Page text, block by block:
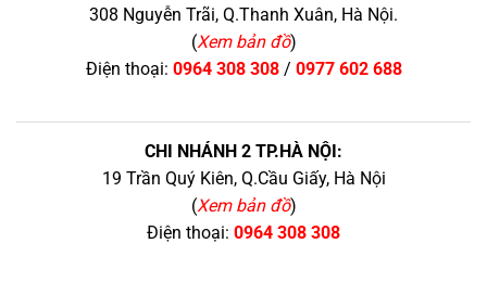
308 Nguyễn Trãi, Q.Thanh Xuân, Hà Nội.
(Xem bản đồ)
Điện thoại: 0964 308 308/ 0977 602 688
CHI NHÁNH 2 TP.HÀ NỘI:
19 Trần Quý Kiên, Q.Cầu Giấy, Hà Nội
(Xem bản đồ)
Điện thoại: 0964 308 308